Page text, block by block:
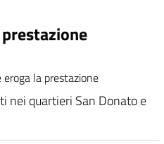
la prestazione
nei quartieri San Donato e